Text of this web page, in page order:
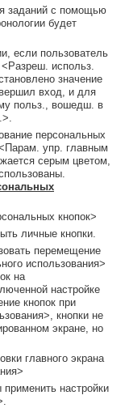
заданий с помощью
будет
если пользователь
использ.
значение
вход, и для
польз., вошедш. в
персональных
упр. главным
серым цветом,
кнопок>
личные кнопки.
перемещение
использования>
на
настройке
кнопок при
кнопки не
экране, но
главного экрана
настройки